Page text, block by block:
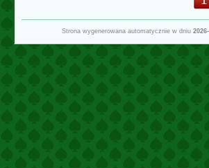
Strona wygenerowana automatycznie w dniu